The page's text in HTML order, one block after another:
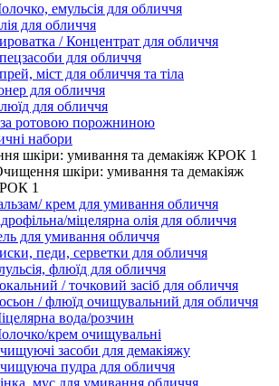
емульсія для обличчя
для обличчя
/ Концентрат для обличчя
для обличчя
міст для обличчя та тіла
для обличчя
для обличчя
ротовою порожниною
набори
шкіри: умивання та демакіяж КРОК 1
шкіри: умивання та демакіяж
1
крем для умивання обличчя
міцелярна олія для обличчя
для умивання обличчя
педи, серветки для обличчя
флюїд для обличчя
/ точковий засіб для обличчя
/ флюїд очищувальний для обличчя
вода/розчин
крем очищувальні
засоби для демакіяжу
пудра для обличчя
мус для умивання обличчя